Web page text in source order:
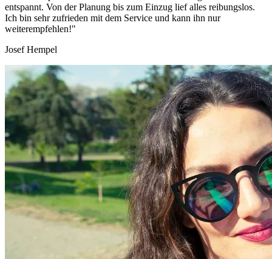
entspannt. Von der Planung bis zum Einzug lief alles reibungslos.
Ich bin sehr zufrieden mit dem Service und kann ihn nur
weiterempfehlen!"
Josef Hempel